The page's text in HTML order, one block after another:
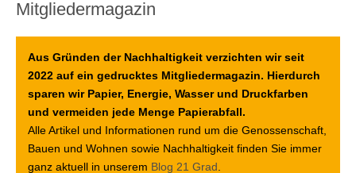
Mitgliedermagazin
Aus Gründen der Nachhaltigkeit verzichten wir seit
2022 auf ein gedrucktes Mitgliedermagazin. Hierdurch
sparen wir Papier, Energie, Wasser und Druckfarben
und vermeiden jede Menge Papierabfall.
Alle Artikel und Informationen rund um die Genossenschaft,
Bauen und Wohnen sowie Nachhaltigkeit finden Sie immer
ganz aktuell in unserem Blog 21 Grad